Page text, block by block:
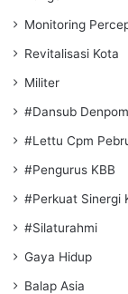
Monitoring
Revitalisasi Kota
Militer
#Dansub
#Lettu Cpm
#Pengurus KBB
#Perkuat Sinergi
#Silaturahmi
Gaya Hidup
Balap Asia